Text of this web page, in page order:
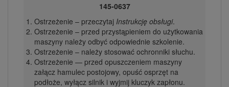
145-0637
Ostrzeżenie – przeczytaj Instrukcję obsługi.
Ostrzeżenie – przed przystąpieniem do użytkowania
maszyny należy odbyć odpowiednie szkolenie.
Ostrzeżenie – należy stosować ochronniki słuchu.
Ostrzeżenie — przed opuszczeniem maszyny
załącz hamulec postojowy, opuść osprzęt na
podłoże, wyłącz silnik i wyjmij kluczyk zapłonu.